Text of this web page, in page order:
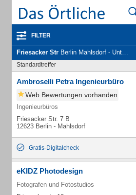
FILTER
Friesacker Str Berlin Mahlsdorf - Unternehmen und Personen
Standardtreffer
Ambroselli Petra Ingenieurbüro
Web Bewertungen vorhanden
Ingenieurbüros
Friesacker Str. 7 B
12623 Berlin - Mahlsdorf
Gratis-Digitalcheck
eKIDZ Photodesign
Fotografen und Fotostudios